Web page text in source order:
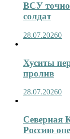
ВСУ точно
солдат
28.07.20260
Хуситы
пролив
28.07.20260
Северная
Россию